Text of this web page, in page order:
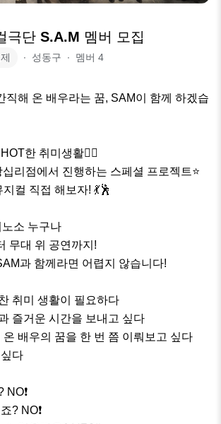
극단 S.A.M 멤버 모집
∙ 성동구 ∙ 멤버 4
직해 온 배우라는 꿈, SAM이 함께 하겠습
한 취미생활❤️‍🔥
리점에서 진행하는 스페셜 프로젝트⭐️
컬 직접 해보자! 💃🕺
소 누구나
무대 위 공연까지!
과 함께라면 어렵지 않습니다!
취미 생활이 필요하다
즐거운 시간을 보내고 싶다
온 배우의 꿈을 한 번 쯤 이뤄보고 싶다
다
? NO❗️